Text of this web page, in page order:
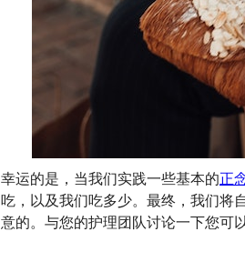
幸运的是，当我们实践一些基本的正
吃，以及我们吃多少。最终，我们将
意的。与您的护理团队讨论一下您可